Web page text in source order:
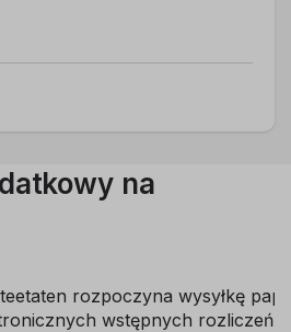
na
rozpoczyna wysyłkę
wstępnych rozliczeń